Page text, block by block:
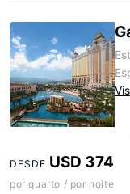
DESDE USD 374
por quarto / por noite